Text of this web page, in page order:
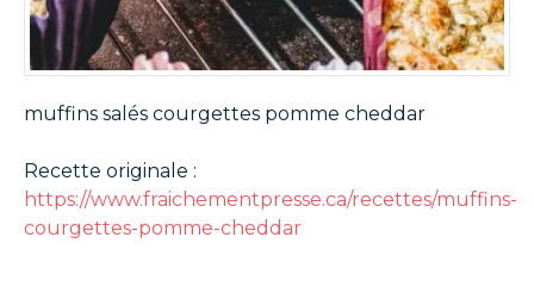
muffins salés courgettes pomme cheddar
Recette originale :
https://www.fraichementpresse.ca/recettes/muffins-
courgettes-pomme-cheddar